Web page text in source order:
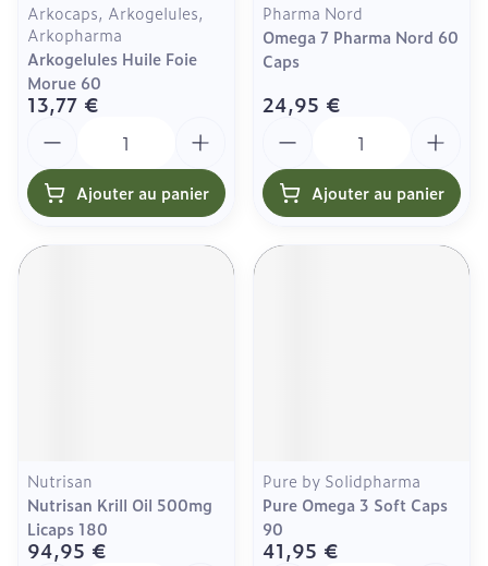
Arkocaps, Arkogelules,
Arkopharma
Arkogelules Huile Foie
Morue 60
13,77 €
Ajouter au panier
Pharma Nord
Omega 7 Pharma Nord 60
Caps
24,95 €
Ajouter au panier
Nutrisan
Nutrisan Krill Oil 500mg
Licaps 180
94,95 €
Pure by Solidpharma
Pure Omega 3 Soft Caps
90
41,95 €